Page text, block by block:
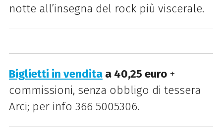
notte all’insegna del rock più viscerale.
Biglietti in venditaa 40,25 euro +
commissioni, senza obbligo di tessera
Arci; per info 366 5005306.